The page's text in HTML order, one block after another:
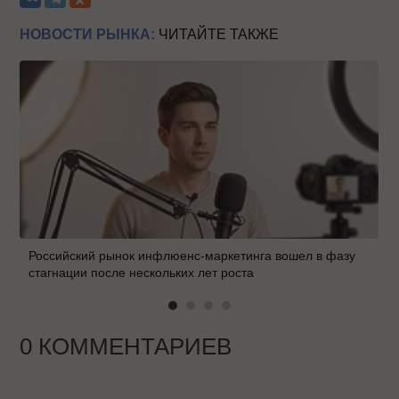
НОВОСТИ РЫНКА: ЧИТАЙТЕ ТАКЖЕ
Российский рынок инфлюенс-маркетинга вошел в фазу
стагнации после нескольких лет роста
0 КОММЕНТАРИЕВ